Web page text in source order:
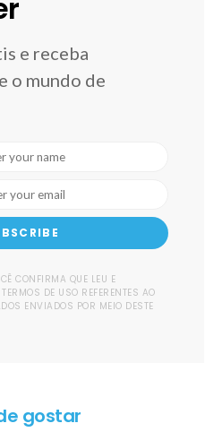
e receba
o mundo de
CONFIRMA QUE LEU E
DE USO REFERENTES AO
ENVIADOS POR MEIO DESTE
gostar